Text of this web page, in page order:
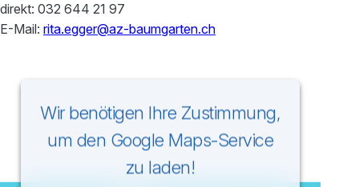
direkt: 032 644 21 97
E-Mail: rita.egger@az-baumgarten.ch
Wir benötigen Ihre Zustimmung,
um den Google Maps-Service
zu laden!